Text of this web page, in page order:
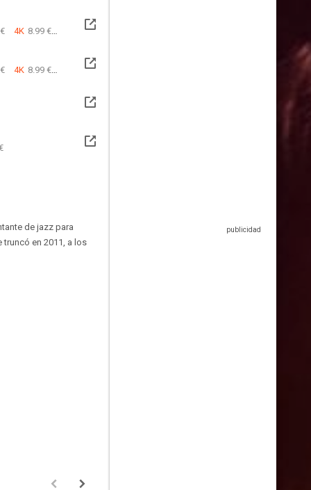
4K 8.99 €
4K 8.99 €
de jazz para
truncó en 2011, a los